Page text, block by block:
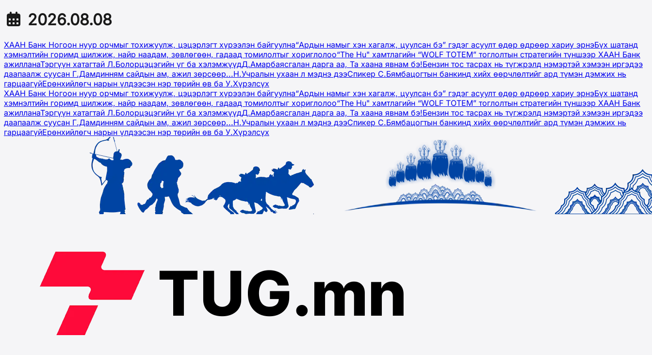
2026.08.08
ХААН Банк Ногоон нуур орчмыг тохижуулж, цэцэрлэгт хүрээлэн байгуулна“Ардын намыг хэн хагалж, цуулсан бэ” гэдэг асуулт өдөр өдрөөр хариу эрнэБүх шатанд
хэмнэлтийн горимд шилжиж, найр наадам, зөвлөгөөн, гадаад томилолтыг хориглолоо“The Hu" хамтлагийн “WOLF TOTEM” тоглолтын стратегийн түншээр ХААН Банк
ажилланаТэргүүн хатагтай Л.Болорцэцэгийн үг ба хэлэмжүүдД.Амарбаясгалан дарга аа, Та хаана явнам бэ!Бензин тос тасрах нь түгжрэлд нэмэртэй хэмээн иргэдээ
даапаалж суусан Г.Дамдинням сайдын ам, ажил зөрсөөр...Н.Учралын ухаан л мэднэ дээСпикер С.Бямбацогтын банкинд хийх өөрчлөлтийг ард түмэн дэмжих нь
гарцаагүйЕрөнхийлөгч нарын үлдээсэн нэр төрийн өв ба У.Хүрэлсүх
ХААН Банк Ногоон нуур орчмыг тохижуулж, цэцэрлэгт хүрээлэн байгуулна“Ардын намыг хэн хагалж, цуулсан бэ” гэдэг асуулт өдөр өдрөөр хариу эрнэБүх шатанд
хэмнэлтийн горимд шилжиж, найр наадам, зөвлөгөөн, гадаад томилолтыг хориглолоо“The Hu" хамтлагийн “WOLF TOTEM” тоглолтын стратегийн түншээр ХААН Банк
ажилланаТэргүүн хатагтай Л.Болорцэцэгийн үг ба хэлэмжүүдД.Амарбаясгалан дарга аа, Та хаана явнам бэ!Бензин тос тасрах нь түгжрэлд нэмэртэй хэмээн иргэдээ
даапаалж суусан Г.Дамдинням сайдын ам, ажил зөрсөөр...Н.Учралын ухаан л мэднэ дээСпикер С.Бямбацогтын банкинд хийх өөрчлөлтийг ард түмэн дэмжих нь
гарцаагүйЕрөнхийлөгч нарын үлдээсэн нэр төрийн өв ба У.Хүрэлсүх